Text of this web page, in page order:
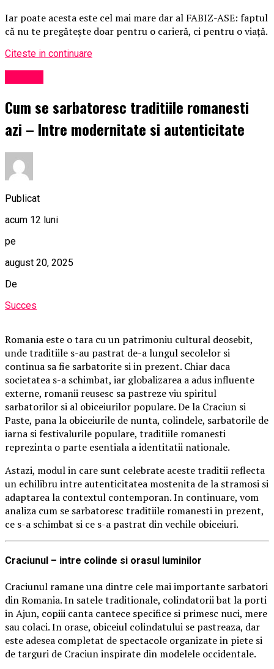
Iar poate acesta este cel mai mare dar al FABIZ-ASE: faptul
că nu te pregătește doar pentru o carieră, ci pentru o viață.
Citeste in continuare
Cum se sarbatoresc traditiile romanesti
azi – Intre modernitate si autenticitate
Publicat
acum 12 luni
pe
august 20, 2025
De
Succes
Romania este o tara cu un patrimoniu cultural deosebit,
unde traditiile s-au pastrat de-a lungul secolelor si
continua sa fie sarbatorite si in prezent. Chiar daca
societatea s-a schimbat, iar globalizarea a adus influente
externe, romanii reusesc sa pastreze viu spiritul
sarbatorilor si al obiceiurilor populare. De la Craciun si
Paste, pana la obiceiurile de nunta, colindele, sarbatorile de
iarna si festivalurile populare, traditiile romanesti
reprezinta o parte esentiala a identitatii nationale.
Astazi, modul in care sunt celebrate aceste traditii reflecta
un echilibru intre autenticitatea mostenita de la stramosi si
adaptarea la contextul contemporan. In continuare, vom
analiza cum se sarbatoresc traditiile romanesti in prezent,
ce s-a schimbat si ce s-a pastrat din vechile obiceiuri.
Craciunul – intre colinde si orasul luminilor
Craciunul ramane una dintre cele mai importante sarbatori
din Romania. In satele traditionale, colindatorii bat la porti
in Ajun, copiii canta cantece specifice si primesc nuci, mere
sau colaci. In orase, obiceiul colindatului se pastreaza, dar
este adesea completat de spectacole organizate in piete si
de targuri de Craciun inspirate din modelele occidentale.